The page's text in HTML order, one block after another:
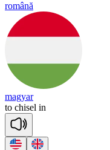
română
magyar
to chisel in